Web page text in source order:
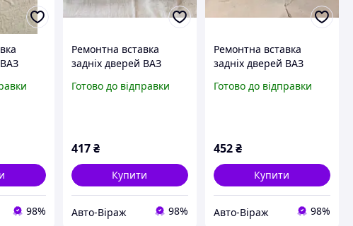
98%
Ремонтна вставка
задніх дверей ВАЗ
ліва
Готово до відправки
417 ₴
Купити
Авто-Віраж 98%
Ремонтна вставка
задніх дверей ВАЗ
ліва
Готово до відправки
452₴
Купити
Авто-Віраж 98%